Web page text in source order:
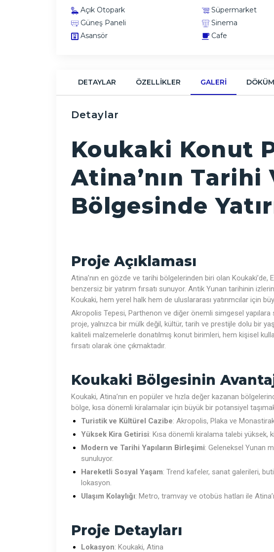
Açık Otopark
Güneş Paneli
Asansör
Süpermarket
Sinema
Cafe
DETAYLAR ÖZELLIKLER GALERI
Detaylar
Koukaki Konut
Atina’nın
Bölgesinde
Proje Açıklaması
Atina’nın en gözde ve tarihi bölgelerinden biri olan
benzersiz bir yatırım fırsatı sunuyor. Antik Yunan tarihinin
Koukaki, hem yerel halk hem de uluslararası yatırımcılar için
Akropolis Tepesi, Parthenon ve diğer önemli simgesel
proje, yalnızca bir mülk değil, kültür, tarih ve prestijle dolu bir
kaliteli malzemelerle donatılmış konut birimleri, hem kişisel
fırsatı olarak öne çıkmaktadır.
Koukaki Bölgesinin
Koukaki, Atina’nın en popüler ve hızla değer kazanan
bölge, kısa dönemli kiralamalar için büyük bir potansiyel
Turistik ve Kültürel Cazibe: Akropolis, Plaka ve
Yüksek Kira Getirisi: Kısa dönemli kiralama talebi yüksek,
Modern ve Tarihi Yapıların Birleşimi: Geleneksel Yunan
sunuluyor.
Hareketli Sosyal Yaşam: Trend kafeler, sanat galerileri,
lokasyon.
Ulaşım Kolaylığı: Metro, tramvay ve otobüs hatları ile
Proje Detayları
Lokasyon: Koukaki, Atina